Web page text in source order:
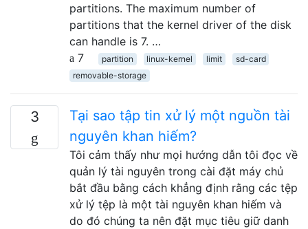
partitions. The maximum number of
partitions that the kernel driver of the disk
can handle is 7. …
7
partition linux-kernel limit
sd-card
removable-storage
3
Tại sao tập tin xử lý một nguồn tài
nguyên khan hiếm?
Tôi cảm thấy như mọi hướng dẫn tôi đọc về
quản lý tài nguyên trong cài đặt máy chủ
bắt đầu bằng cách khẳng định rằng các tệp
xử lý tệp là một tài nguyên khan hiếm và
do đó chúng ta nên đặt mục tiêu giữ danh